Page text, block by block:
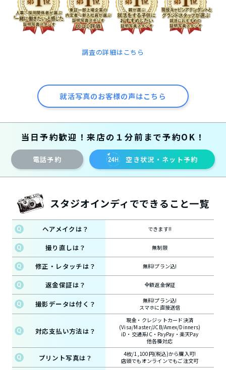
調査の詳細はこちら
就活写真のお客様の声はこちら
当日予約歓迎！来店の１分前まで予約OK！
電話予約 空き状況・ネット予約
スタジオインディでできること一覧
ヘアメイクは？ できます!!
撮り直しは？ 無制限
修正・レタッチは？ 無料!プラン込!
返金保証は？ 全額返金保証
撮影データは付く？
無料!プラン込!
スマホに直接送信
対応支払い方法は？
現金・クレジットカード決済
(Visa/Master/JCB/Amex/Dinners)
iD・交通系IC・PayPay・楽天Pay
他各種対応
プリント写真は？
4枚/1,100円(税込)から購入可!
店頭でもオンラインでもご注文可